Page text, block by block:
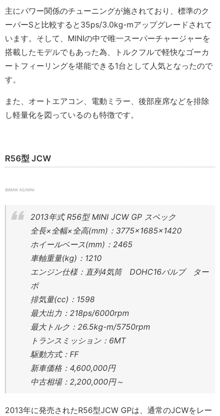
主にパワー関係のチューニングが施されており、標準のク
ーパーSと比較すると35ps/3.0kg-mアップグレードされて
います。そして、MINIの中で唯一スーパーチャージャーを
搭載したモデルでもあった為、トルクフルで軽快なゴーカ
ートフィーリングを堪能できる1台として人気となったので
す。
また、オートエアコン、電動ミラー、後部座席などを排除
し軽量化を図っているのも特徴です。
R56型 JCW
©︎BMW AG/MINI
2013年式 R56型 MINI JCW GP スペック
全長×全幅×全高(mm)：3775×1685×1420
ホイールベース(mm)：2465
車軸重量(kg)：1210
エンジン仕様：直列4気筒 DOHC16バルブ ター
ボ
排気量(cc)：1598
最大出力：218ps/6000rpm
最大トルク：26.5kg-m/5750rpm
トランスミッション：6MT
駆動方式：FF
新車価格：4,600,000円
中古相場：2,200,000円～
2013年に発売されたR56型JCW GPは、通常のJCWをレー